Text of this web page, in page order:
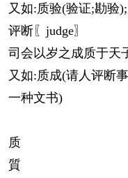
又如:质验(验证;勘验
评断〖judge〗
司会以岁之成质于天
又如:质成(请人评断
一种文书)
质
質